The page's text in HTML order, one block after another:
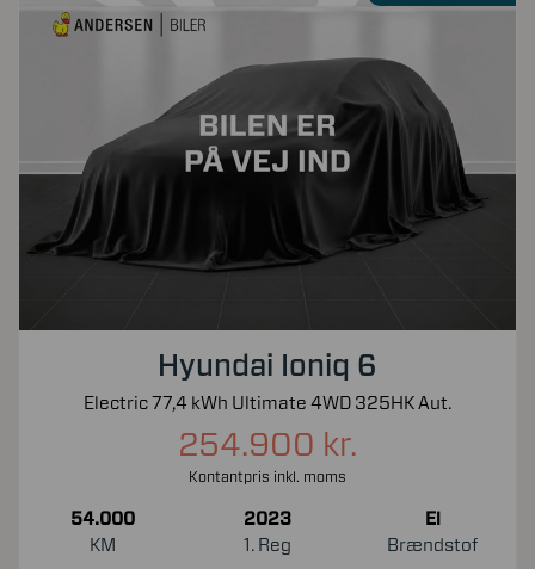
Hyundai Ioniq 6
Electric 77,4 kWh Ultimate 4WD 325HK Aut.
254.900 kr.
Kontantpris inkl. moms
54.000
KM
2023
1. Reg
El
Brændstof